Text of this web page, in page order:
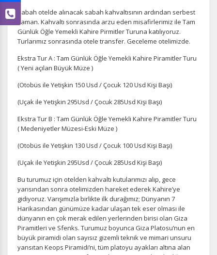
ÇEREZ KULLANIM AYARLARINIZ
Çerez tercihlerinizibelirleyin.
Daha fazla bilgi içinKVKK bilgilendirmemizi,çerez kullanımve
gizlilik koşullarınıinceleyebilirsiniz.
Zorunlu Çerezler HER ZAMAN AKTIF
Sabah otelde alınacak sabah kahvaltısının ardından serbest
zaman. Kahvaltı sonrasında arzu eden misafirlerimiz ile Tam
Günlük Öğle Yemekli Kahire Pirmitler Turuna katılıyoruz.
Turlarımız sonrasında otele transfer. Geceleme otelimizde.
Ekstra Tur A : Tam Günlük Öğle Yemekli Kahire Piramitler Turu
( Yeni açılan Büyük Müze )
(Otobüs ile Yetişkin 150 Usd / Çocuk 120 Usd Kişi Başı)
(Uçak ile Yetişkin 295Usd / Çocuk 285Usd Kişi Başı)
Ekstra Tur B : Tam Günlük Öğle Yemekli Kahire Piramitler Turu
( Medeniyetler Müzesi-Eski Müze )
(Otobüs ile Yetişkin 130 Usd / Çocuk 100 Usd Kişi Başı)
(Uçak ile Yetişkin 295Usd / Çocuk 285Usd Kişi Başı)
Bu turumuz için otelden kahvaltı kutularımızı alıp, gece
yarısından sonra otelimizden hareket ederek Kahire’ye
gidiyoruz. Varışımızla birlikte ilk durağımız; Dünyanın 7
Harikasından günümüze kadar ulaşan tek eser olması ile
dünyanın en çok merak edilen yerlerinden birisi olan Giza
Piramitleri ve Sfenks. Turumuz boyunca Giza Platosu’nun en
büyük piramidi olan sayısız gizemli teknik ve mimari unsuru
yansıtan Keops Piramidi’ni, tüm platoyu ayakları altına alan